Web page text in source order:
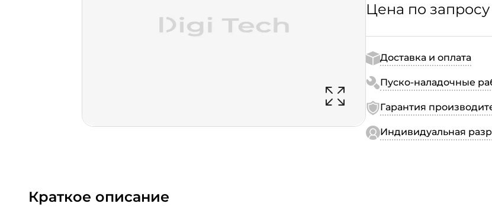
Цена по запросу
Доставка и оплата
Пуско-наладочные
Гарантия
Индивидуальная
Краткое описание